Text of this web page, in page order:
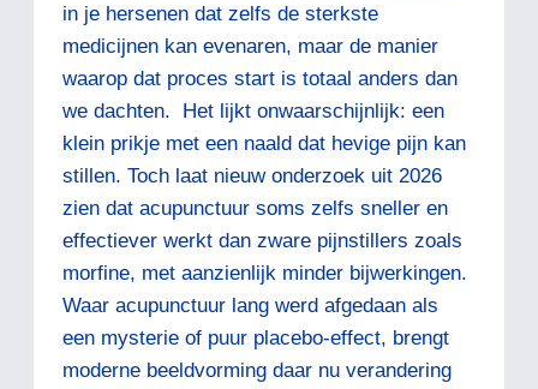
in je hersenen dat zelfs de sterkste
medicijnen kan evenaren, maar de manier
waarop dat proces start is totaal anders dan
we dachten. Het lijkt onwaarschijnlijk: een
klein prikje met een naald dat hevige pijn kan
stillen. Toch laat nieuw onderzoek uit 2026
zien dat acupunctuur soms zelfs sneller en
effectiever werkt dan zware pijnstillers zoals
morfine, met aanzienlijk minder bijwerkingen.
Waar acupunctuur lang werd afgedaan als
een mysterie of puur placebo-effect, brengt
moderne beeldvorming daar nu verandering